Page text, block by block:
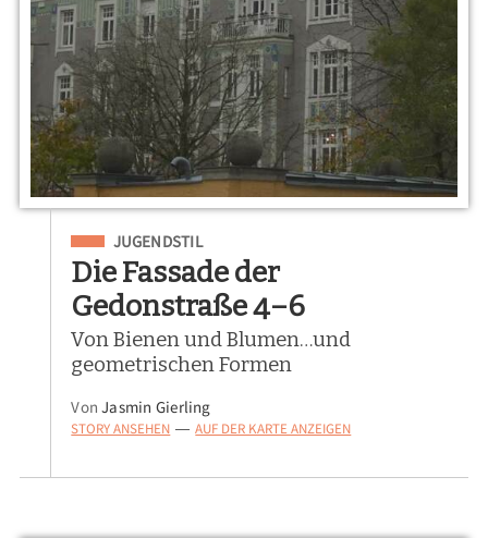
Eingeordnet unter
JUGENDSTIL
Die Fassade der
Gedonstraße 4–6
Von Bienen und Blumen…und
geometrischen Formen
VonJasmin Gierling
STORY ANSEHEN — AUF DER KARTE ANZEIGEN